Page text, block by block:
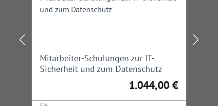
Mitarbeiter-Schulungen zur IT-
Sicherheit und zum Datenschutz
Regulärer Preis:
1.044,00 €